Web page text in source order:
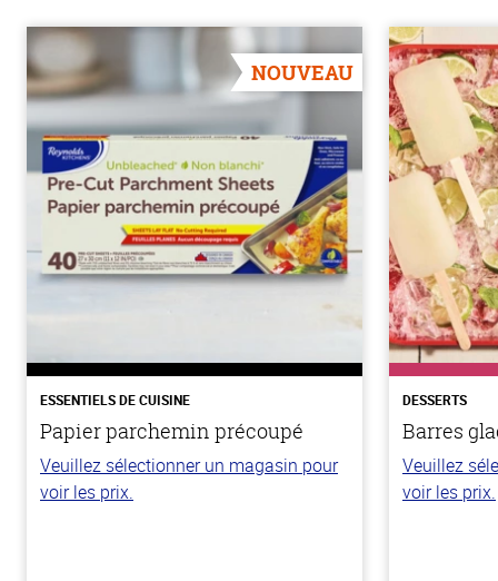
NOUVEAU
ESSENTIELS DE CUISINE
Papier parchemin précoupé
Veuillez sélectionner un magasin pour
voir les prix.
DESSERTS
Barres
Veuillez
voir les prix.